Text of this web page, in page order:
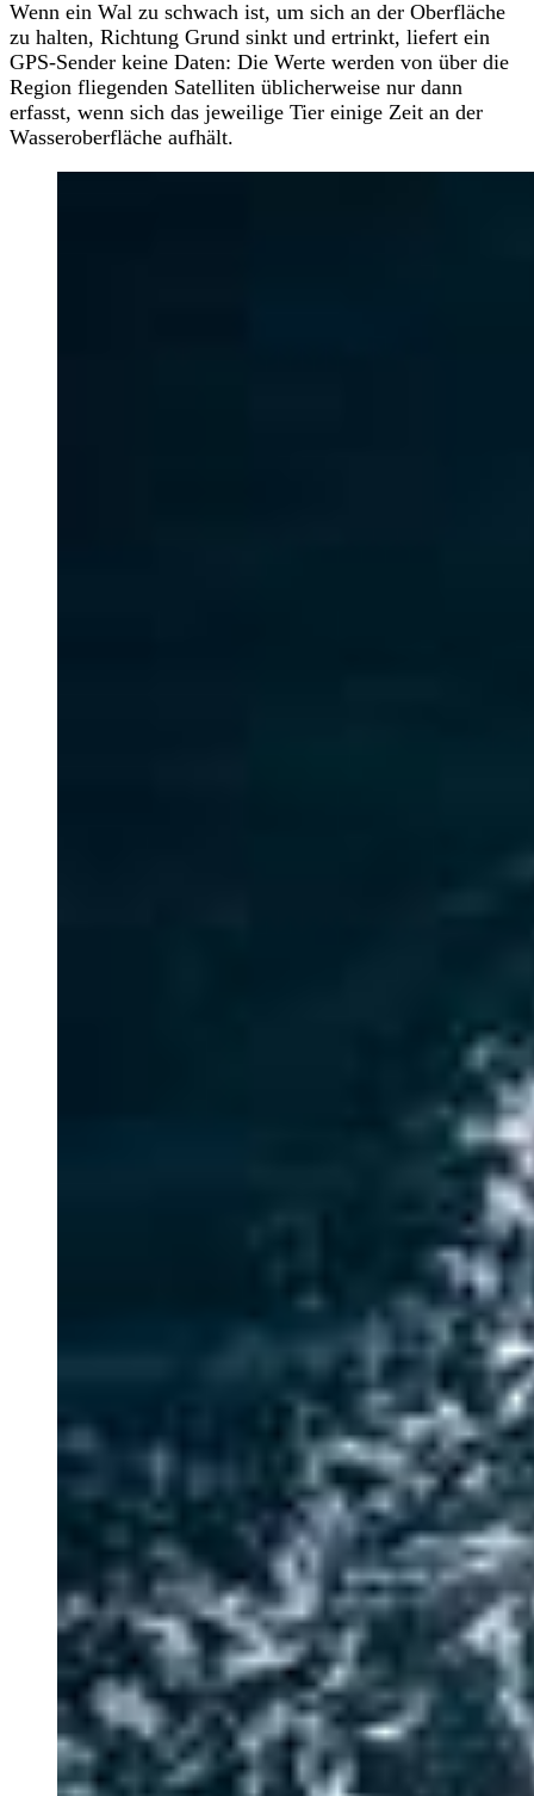
Wenn ein Wal zu schwach ist, um sich an der Oberfläche
zu halten, Richtung Grund sinkt und ertrinkt, liefert ein
GPS-Sender keine Daten: Die Werte werden von über die
Region fliegenden Satelliten üblicherweise nur dann
erfasst, wenn sich das jeweilige Tier einige Zeit an der
Wasseroberfläche aufhält.